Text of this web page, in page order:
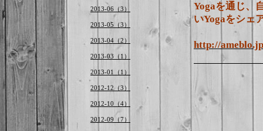
Yogaを通じ、
いYogaをシェ
http://
2013-06（3）
2013-05（3）
2013-04（2）
2013-03（1）
2013-01（1）
2012-12（3）
2012-10（4）
2012-09（7）